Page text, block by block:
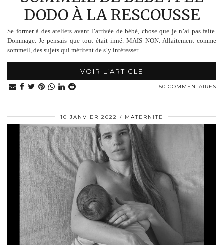
DODO À LA RESCOUSSE
Se former à des ateliers avant l’arrivée de bébé, chose que je n’ai pas faite.
Dommage. Je pensais que tout était inné. MAIS NON. Allaitement comme
sommeil, des sujets qui méritent de s’y intéresser …
VOIR L’ARTICLE
50 COMMENTAIRES
10 JANVIER 2022 MATERNITÉ